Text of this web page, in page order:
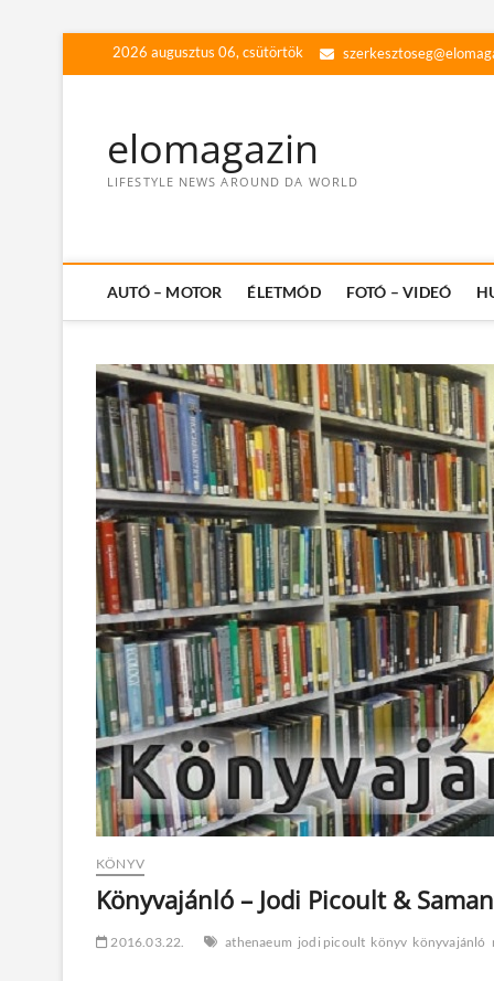
2026 augusztus 06, csütörtök
elomagazin
LIFESTYLE NEWS AROUND DA WORLD
AUTÓ – MOTOR ÉLETMÓD FOTÓ – VIDEÓ
KÖNYV
Könyvajánló – Jodi Picoult &
2016.03.22. athenaeum jodi picoult könyv könyvajánló